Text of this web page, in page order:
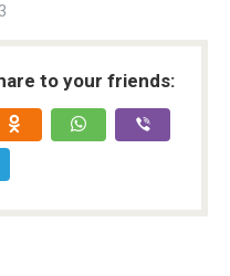
to your friends: